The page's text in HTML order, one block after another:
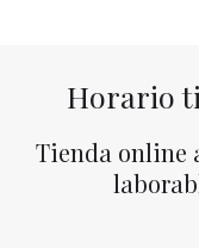
Horario
Tienda online